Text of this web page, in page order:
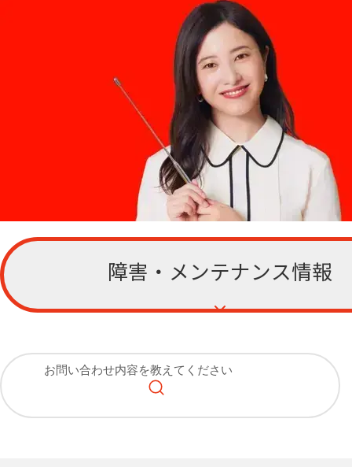
令和8年熊本地震に伴う支援について
お客さまサポー
ト
障害・メンテナンス情報